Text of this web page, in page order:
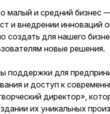
малый и средний бизнес
и внедрении инноваций
создать для нашего
новые решения.
поддержки для
и доступ к
директор»,
их уникальных